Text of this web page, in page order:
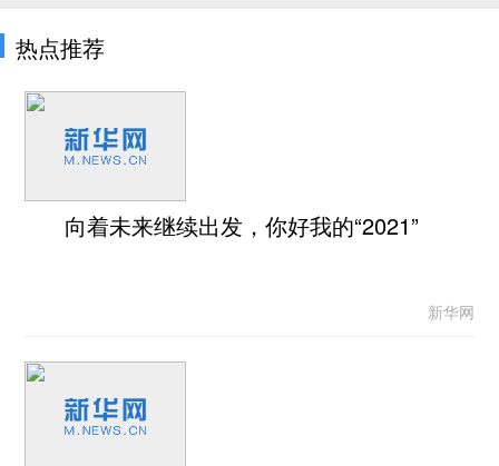
热点推荐
向着未来继续出发，你好我的“2021”
新华网